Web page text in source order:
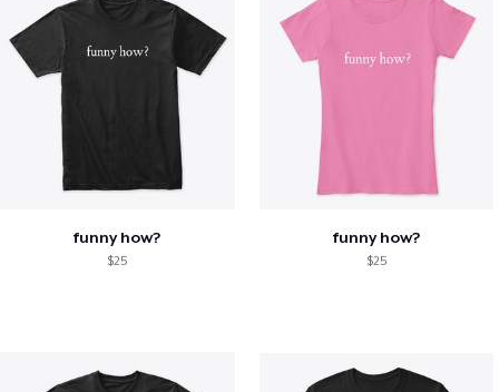
funny how?
$25
funny how?
$25